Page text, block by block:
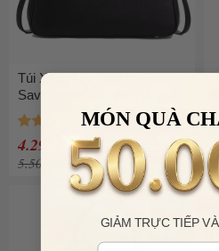
Túi Xách Nữ Coach
Savannah Carryall Bag
CAL56 Màu Đen
4.290.000 đ
5.500.000 đ
10%
MÓN QUÀ
GIẢM TRỰC TIẾP
Email